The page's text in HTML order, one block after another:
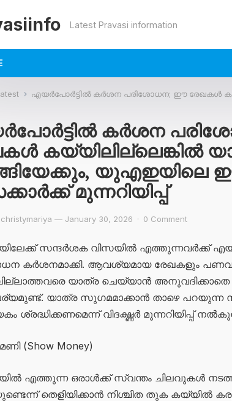
Latest Pravasi information
എയർപോർട്ടിൽ കർശന പരിശോധന; ഈ രേഖകൾ കയ്യിലില്ലെങ്കിൽ യാത്ര
കർശന
കയ്യിലില്ലെങ്കിൽ
യുഎഇയിലെ
മുന്നറിയിപ്പ്
christymariya — January 30, 2026 · 0 Comment
സന്ദർശക വിസയിൽ എത്തുന്നവർക്ക്
കർശനമാക്കി. ആവശ്യമായ രേഖകളും
യാത്ര ചെയ്യാൻ അനുവദിക്കാതെ
യാത്ര സുഗമമാക്കാൻ താഴെ പറയുന്ന
ശ്രദ്ധിക്കണമെന്ന് വിദഗ്ദ്ധർ മുന്നറിയിപ്പ്
(Show Money)
എത്തുന്ന ഒരാൾക്ക് സ്വന്തം ചിലവുകൾ
തെളിയിക്കാൻ നിശ്ചിത തുക കയ്യിൽ